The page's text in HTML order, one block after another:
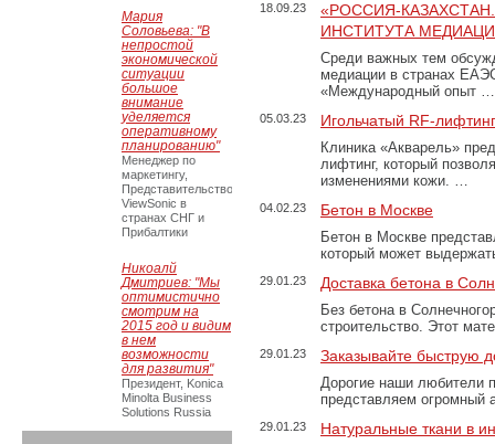
18.09.23
«РОССИЯ-
ИНСТИТУТА
Среди важных тем
медиации в странах
«Международный опыт …
05.03.23 Игольчатый RF-
Клиника «Акварель»
лифтинг, который
изменениями кожи. …
04.02.23 Бетон в Москве
Бетон в Москве
который может
29.01.23 Доставка бетона в
Без бетона в
строительство. Этот
29.01.23 Заказывайте быструю
Дорогие наши любители
представляем огромный
29.01.23 Натуральные ткани в
Мария
Соловьева: "В
непростой
экономической
ситуации
большое
внимание
уделяется
оперативному
планированию"
Менеджер по
маркетингу,
Представительство
ViewSonic в
странах СНГ и
Прибалтики
Никоалй
Дмитриев: "Мы
оптимистично
смотрим на
2015 год и видим
в нем
возможности
для развития"
Президент, Konica
Minolta Business
Solutions Russia